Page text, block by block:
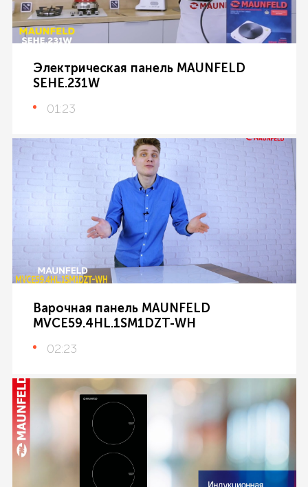
Электрическая панель MAUNFELD
SEHE.231W
01:23
Варочная панель MAUNFELD
MVCE59.4HL.1SM1DZT-WH
02:23